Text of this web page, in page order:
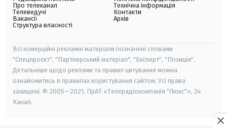
Про телеканал
Телеведучі
Вакансії
Структура власності
Технічна інформація
Контакти
Архів
Всі комерційні рекламні матеріали позначені словами
"Спецпроєкт", "Партнерський матеріал", "Експерт", "Позиція".
Детальніше щодо реклами та правил цитування можна
ознайомитись в правилах користування сайтом. Усі права
захищені. © 2005—2021, ПрАТ «Телерадіокомпанія "Люкс"», 24
Канал.